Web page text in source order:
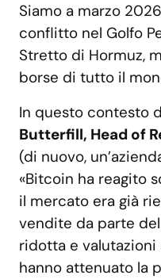
Siamo a marzo
conflitto nel Golfo
Stretto di Hormuz,
borse di tutto il
In questo contesto
Butterfill, Head of
(di nuovo,
«Bitcoin ha reagito
il mercato era già
vendite da parte
ridotta e
hanno attenuato la